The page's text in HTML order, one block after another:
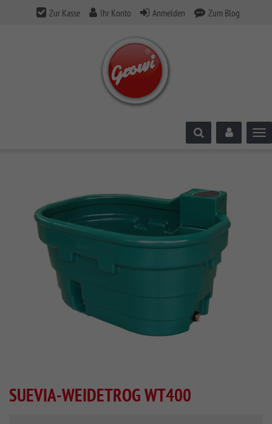
Zur Kasse Ihr Konto Anmelden Zum Blog
SUEVIA-WEIDETROG WT400